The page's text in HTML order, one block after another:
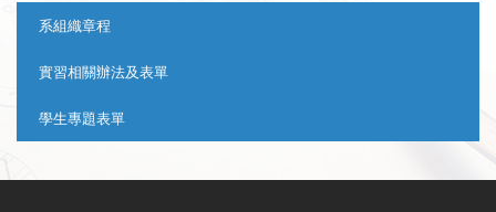
系組織章程
實習相關辦法及表單
學生專題表單